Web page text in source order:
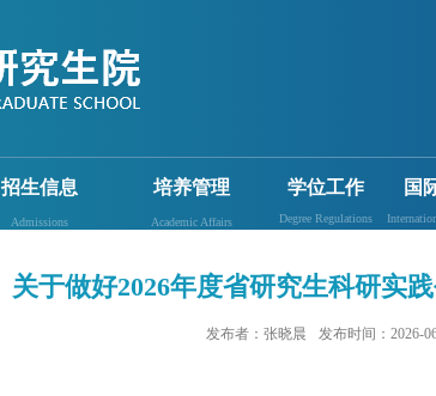
招生信息
Admissions
培养管理
Academic Affairs
学位工作
Degree Regulations
国
关于做好2026年度省研究生科研实
发布者：张晓晨 发布时间：2026-